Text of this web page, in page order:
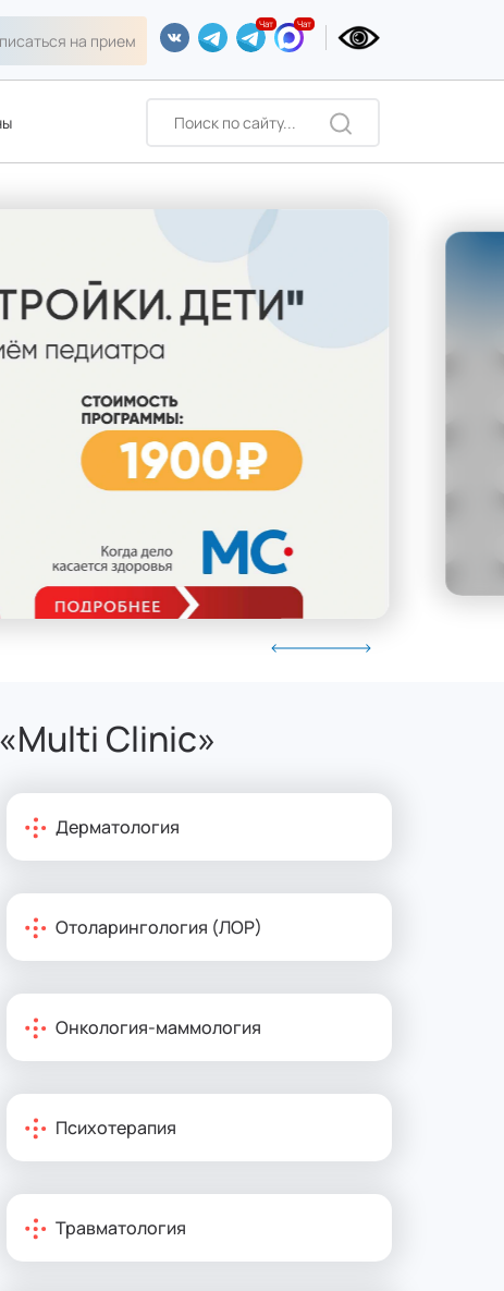
на прием
Clinic»
Дерматология
Отоларингология (ЛОР)
Онкология-маммология
Психотерапия
Травматология